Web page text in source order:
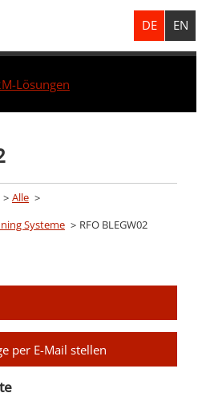
DE EN
Alle
Systeme
RFO BLEGW02
per E-Mail stellen